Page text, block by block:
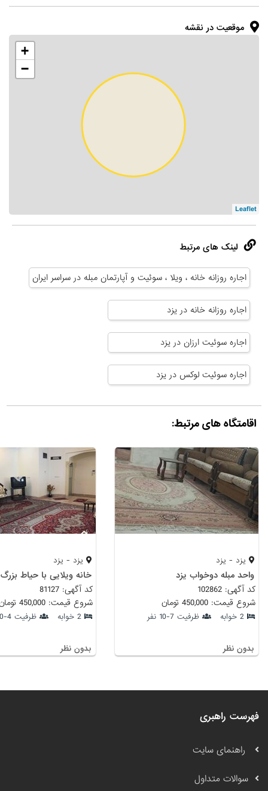
موقعیت در نقشه
+
−
Leaflet
لینک های مرتبط
اجاره روزانه خانه ، ویلا ، سوئیت و آپارتمان مبله در سراسر ایران
اجاره روزانه خانه در یزد
اجاره سوئیت ارزان در یزد
اجاره سوئیت لوکس در یزد
اقامتگاه های مرتبط:
یزد - یزد
واحد مبله دوخواب یزد
کد آگهی: 102862
شروع قیمت: 450,000 تومان
2 خوابه ظرفیت 7-10 نفر
بدون نظر
یزد - یزد
خانه ویلایی با حیاط بزرگ
کد آگهی: 81127
شروع قیمت: 450,000 تومان
2 خوابه ظرفیت 4-20 نفر
بدون نظر
فهرست راهبری
راهنمای سایت
سوالات متداول